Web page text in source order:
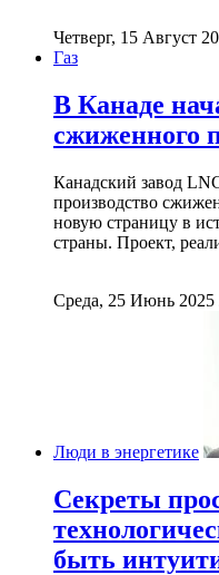
Четверг, 15 Август
Газ
В Канаде
сжиженного
Канадский завод
производство
новую страницу в
страны. Проект,
Среда, 25 Июнь 2025
Люди в энергетике
Секреты
быть